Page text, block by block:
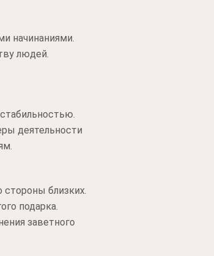
начинаниями.
людей.
деятельности
близких.
подарка.
заветного